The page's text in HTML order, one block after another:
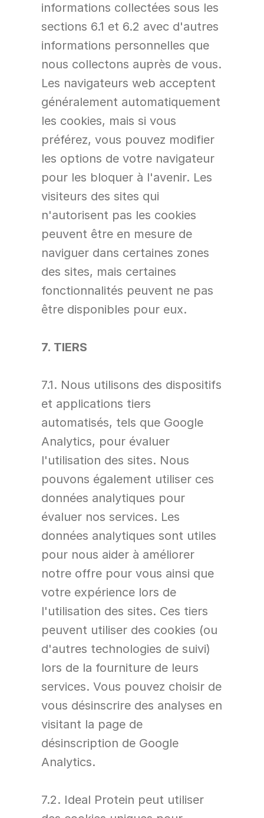
informations collectées sous les
sections 6.1 et 6.2 avec d'autres
informations personnelles que
nous collectons auprès de vous.
Les navigateurs web acceptent
généralement automatiquement
les cookies, mais si vous
préférez, vous pouvez modifier
les options de votre navigateur
pour les bloquer à l'avenir. Les
visiteurs des sites qui
n'autorisent pas les cookies
peuvent être en mesure de
naviguer dans certaines zones
des sites, mais certaines
fonctionnalités peuvent ne pas
être disponibles pour eux.
7. TIERS
7.1. Nous utilisons des dispositifs
et applications tiers
automatisés, tels que Google
Analytics, pour évaluer
l'utilisation des sites. Nous
pouvons également utiliser ces
données analytiques pour
évaluer nos services. Les
données analytiques sont utiles
pour nous aider à améliorer
notre offre pour vous ainsi que
votre expérience lors de
l'utilisation des sites. Ces tiers
peuvent utiliser des cookies (ou
d'autres technologies de suivi)
lors de la fourniture de leurs
services. Vous pouvez choisir de
vous désinscrire des analyses en
visitant la page de
désinscription de Google
Analytics.
7.2. Ideal Protein peut utiliser